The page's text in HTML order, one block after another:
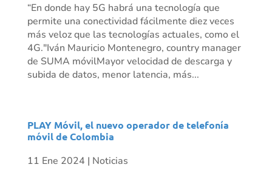
“En donde hay 5G habrá una tecnología que
permite una conectividad fácilmente diez veces
más veloz que las tecnologías actuales, como el
4G."Iván Mauricio Montenegro, country manager
de SUMA móvilMayor velocidad de descarga y
subida de datos, menor latencia, más...
PLAY Móvil, el nuevo operador de telefonía
móvil de Colombia
11 Ene 2024 | Noticias